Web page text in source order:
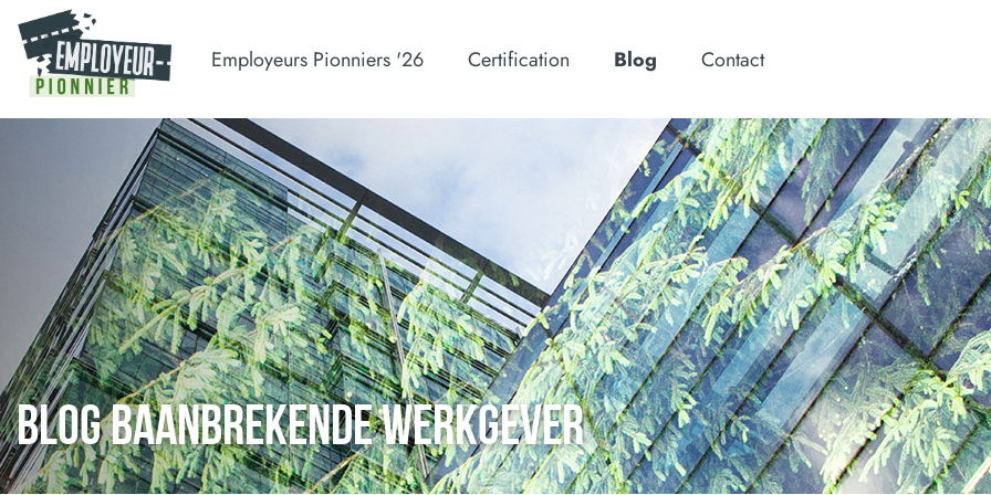
Employeurs Pionniers '26 Certification Blog Contact
BLOG BAANBREKENDE WERKGEVER